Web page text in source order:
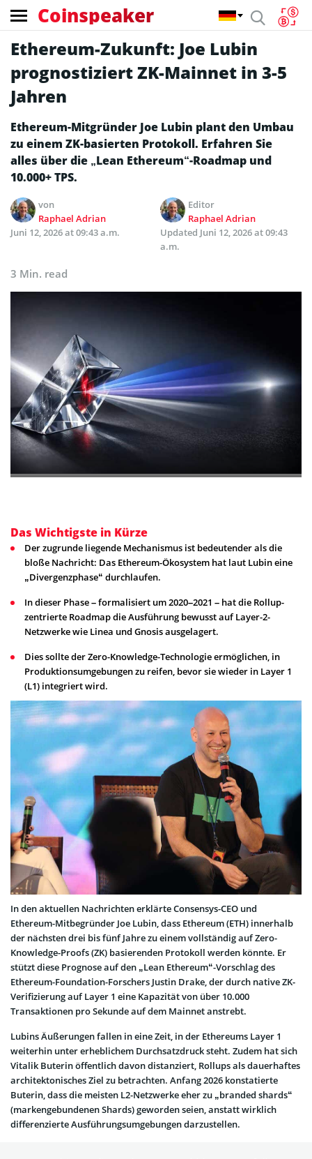
Coinspeaker
Ethereum-Zukunft: Joe Lubin
prognostiziert ZK-Mainnet in 3-5
Jahren
Ethereum-Mitgründer Joe Lubin plant den Umbau
zu einem ZK-basierten Protokoll. Erfahren Sie
alles über die „Lean Ethereum“-Roadmap und
10.000+ TPS.
von
Raphael Adrian
Editor
Raphael Adrian
Juni 12, 2026 at 09:43 a.m.
Updated Juni 12, 2026 at 09:43
a.m.
3 Min. read
Das Wichtigste in Kürze
Der zugrunde liegende Mechanismus ist bedeutender als die
bloße Nachricht: Das Ethereum-Ökosystem hat laut Lubin eine
„Divergenzphase“ durchlaufen.
In dieser Phase – formalisiert um 2020–2021 – hat die Rollup-
zentrierte Roadmap die Ausführung bewusst auf Layer-2-
Netzwerke wie Linea und Gnosis ausgelagert.
Dies sollte der Zero-Knowledge-Technologie ermöglichen, in
Produktionsumgebungen zu reifen, bevor sie wieder in Layer 1
(L1) integriert wird.
In den aktuellen Nachrichten erklärte Consensys-CEO und
Ethereum-Mitbegründer Joe Lubin, dass Ethereum (ETH) innerhalb
der nächsten drei bis fünf Jahre zu einem vollständig auf Zero-
Knowledge-Proofs (ZK) basierenden Protokoll werden könnte. Er
stützt diese Prognose auf den „Lean Ethereum“-Vorschlag des
Ethereum-Foundation-Forschers Justin Drake, der durch native ZK-
Verifizierung auf Layer 1 eine Kapazität von über 10.000
Transaktionen pro Sekunde auf dem Mainnet anstrebt.
Lubins Äußerungen fallen in eine Zeit, in der Ethereums Layer 1
weiterhin unter erheblichem Durchsatzdruck steht. Zudem hat sich
Vitalik Buterin öffentlich davon distanziert, Rollups als dauerhaftes
architektonisches Ziel zu betrachten. Anfang 2026 konstatierte
Buterin, dass die meisten L2-Netzwerke eher zu „branded shards“
(markengebundenen Shards) geworden seien, anstatt wirklich
differenzierte Ausführungsumgebungen darzustellen.